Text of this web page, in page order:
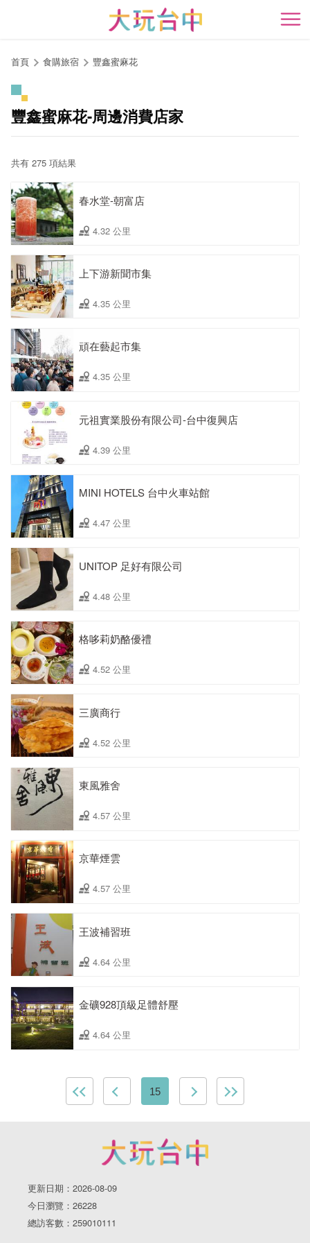
開
首頁 食購旅宿 豐鑫蜜麻花
豐鑫蜜麻花-周邊消費店家
共有 275 項結果
春水堂-朝富店
4.32 公里
上下游新聞市集
4.35 公里
頑在藝起市集
4.35 公里
元祖實業股份有限公司-台中復興店
4.39 公里
MINI HOTELS 台中火車站館
4.47 公里
UNITOP 足好有限公司
4.48 公里
格哆莉奶酪優禮
4.52 公里
三廣商行
4.52 公里
東風雅舍
4.57 公里
京華煙雲
4.57 公里
王波補習班
4.64 公里
金礦928頂級足體舒壓
4.64 公里
15
更新日期：2026-08-09
今日瀏覽：26228
總訪客數：259010111